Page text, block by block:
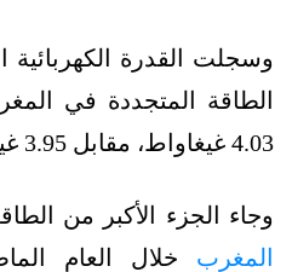
وسجلت القدرة الكهربائية
الطاقة المتجددة في
4.03 غيغاواط، مقابل 3.95 غيغاواط في عام 2021.
وجاء الجزء الأكبر من
المغرب خلال العام